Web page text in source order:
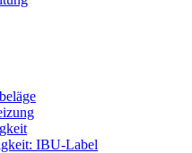
IBU-Label